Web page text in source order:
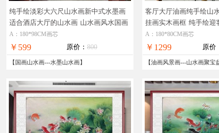
纯手绘淡彩大六尺山水画新中式水墨画
适合酒店大厅的山水画 山水画风水国画
适合大厅
A：180*98CM画芯
￥599 原价： 800
【 国画山水画---水墨山水画】
客厅大厅油画纯手绘山
挂画实木画框 纯手绘迎
盆风景油画
A：180*80CM画芯
￥1299 原价
【油画风景画---山水画聚宝